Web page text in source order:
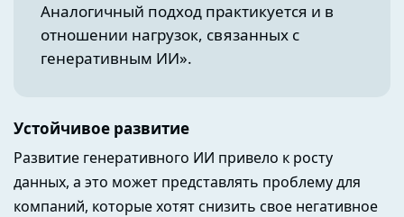
Аналогичный подход практикуется и в
отношении нагрузок, связанных с
генеративным ИИ».
Устойчивое развитие
Развитие генеративного ИИ привело к росту
данных, а это может представлять проблему для
компаний, которые хотят снизить свое негативное